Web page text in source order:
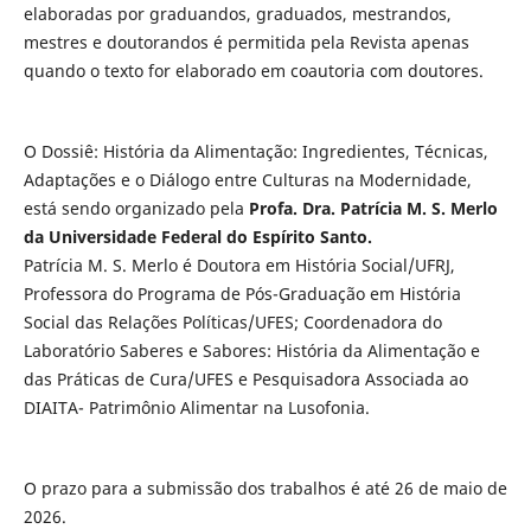
elaboradas por graduandos, graduados, mestrandos,
mestres e doutorandos é permitida pela Revista apenas
quando o texto for elaborado em coautoria com doutores.
O Dossiê: História da Alimentação: Ingredientes, Técnicas,
Adaptações e o Diálogo entre Culturas na Modernidade,
está sendo organizado pela Profa. Dra. Patrícia M. S. Merlo
da Universidade Federal do Espírito Santo.
Patrícia M. S. Merlo é Doutora em História Social/UFRJ,
Professora do Programa de Pós-Graduação em História
Social das Relações Políticas/UFES; Coordenadora do
Laboratório Saberes e Sabores: História da Alimentação e
das Práticas de Cura/UFES e Pesquisadora Associada ao
DIAITA- Patrimônio Alimentar na Lusofonia.
O prazo para a submissão dos trabalhos é até 26 de maio de
2026.